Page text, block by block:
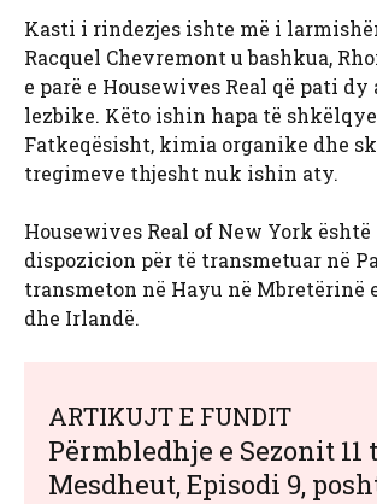
Kasti i rindezjes ishte më i
Racquel Chevremont u bashkua,
e parë e Housewives Real që pati dy
lezbike. Këto ishin hapa të
Fatkeqësisht, kimia organike dhe
tregimeve thjesht nuk ishin aty.
Housewives Real of New York është
dispozicion për të transmetuar në
transmeton në Hayu në Mbretërinë
dhe Irlandë.
ARTIKUJT E FUNDIT
Përmbledhje e Sezonit 11
Mesdheut, Episodi 9,